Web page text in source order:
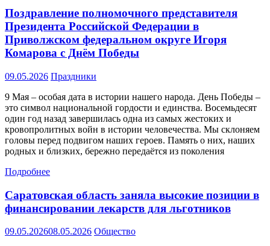
Поздравление полномочного представителя
Президента Российской Федерации в
Приволжском федеральном округе Игоря
Комарова с Днём Победы
09.05.2026 Праздники
9 Мая – особая дата в истории нашего народа. День Победы –
это символ национальной гордости и единства. Восемьдесят
один год назад завершилась одна из самых жестоких и
кровопролитных войн в истории человечества. Мы склоняем
головы перед подвигом наших героев. Память о них, наших
родных и близких, бережно передаётся из поколения
Подробнее
Саратовская область заняла высокие позиции в
финансировании лекарств для льготников
09.05.202608.05.2026 Общество